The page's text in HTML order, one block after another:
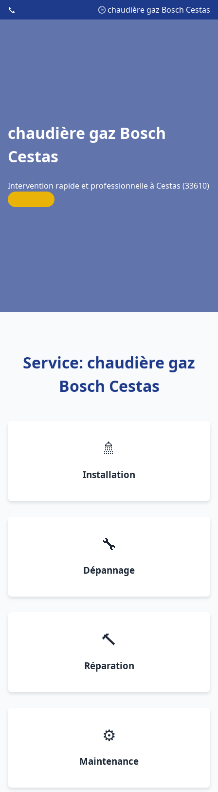
📞 🕒 chaudière gaz Bosch Cestas
chaudière gaz Bosch
Cestas
Intervention rapide et professionnelle à Cestas (33610)
Service: chaudière gaz
Bosch Cestas
🚿
Installation
🔧
Dépannage
🔨
Réparation
⚙️
Maintenance